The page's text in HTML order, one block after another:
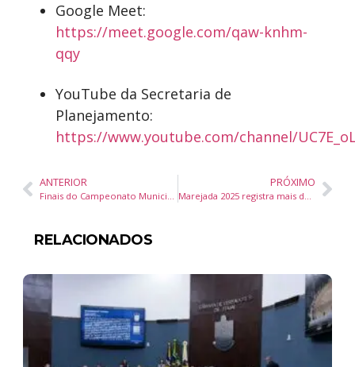
Google Meet:
https://meet.google.com/qaw-knhm-
qqy
YouTube da Secretaria de
Planejamento:
https://www.youtube.com/channel/
ANTERIOR
Finais do Campeonato Municipal de Futsal de Balneário Piçarras reúnem mais de mil torcedores e consagram sete campeões
PRÓXIMO
Marejada 2025 registra mais de 90% de aprovação em estrutura, decoração e atendimento em Itajaí
RELACIONADOS